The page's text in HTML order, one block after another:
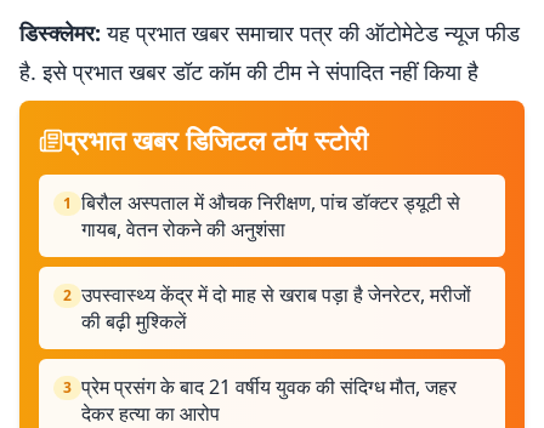
डिस्क्लेमर: यह प्रभात खबर समाचार पत्र की ऑटोमेटेड न्यूज फीड
है. इसे प्रभात खबर डॉट कॉम की टीम ने संपादित नहीं किया है
प्रभात खबर डिजिटल टॉप स्टोरी
1 बिरौल अस्पताल में औचक निरीक्षण, पांच डॉक्टर ड्यूटी से
गायब, वेतन रोकने की अनुशंसा
2 उपस्वास्थ्य केंद्र में दो माह से खराब पड़ा है जेनरेटर, मरीजों
की बढ़ी मुश्किलें
3 प्रेम प्रसंग के बाद 21 वर्षीय युवक की संदिग्ध मौत, जहर
देकर हत्या का आरोप